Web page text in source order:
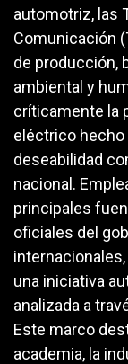
automotriz, las
Comunicación
de producción,
ambiental y
críticamente la
eléctrico hecho
deseabilidad
nacional.
principales
oficiales del
una iniciativa
analizada a
Este marco
academia, la